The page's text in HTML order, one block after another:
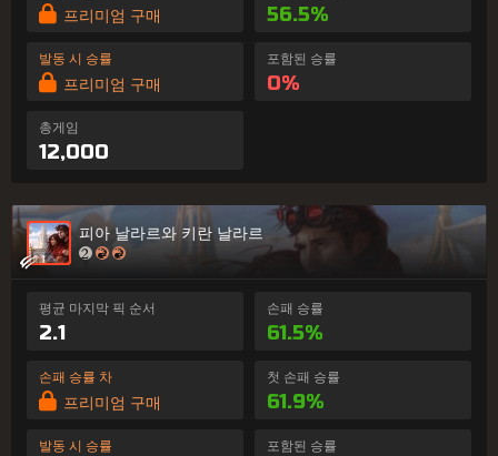
프리미엄 구매
56.5%
발동 시 승률
프리미엄 구매
포함된 승률
0%
총게임
12,000
피아 날라르와 키란 날라르
평균 마지막 픽 순서
2.1
손패 승률
61.5%
손패 승률 차
프리미엄 구매
첫 손패 승률
61.9%
발동 시 승률
포함된 승률